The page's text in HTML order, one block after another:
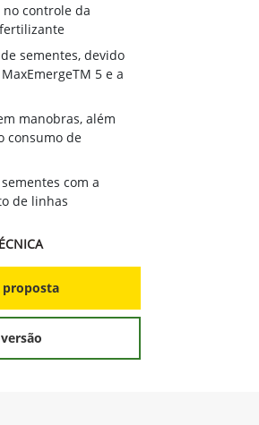
controle da
sementes, devido
5 e a
manobras, além
consumo de
com a
de linhas